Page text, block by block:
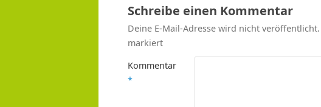
Schreibe einen Kommentar
Deine E-Mail-Adresse wird nicht veröffentlicht.
markiert
Kommentar
*